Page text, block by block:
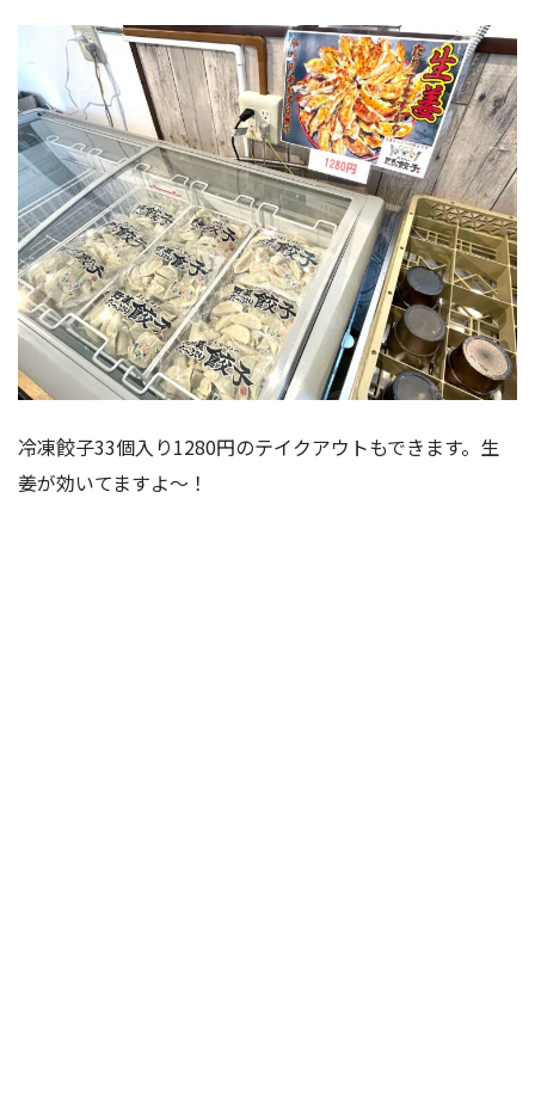
冷凍餃子33個入り1280円のテイクアウトもできます。生
姜が効いてますよ〜！